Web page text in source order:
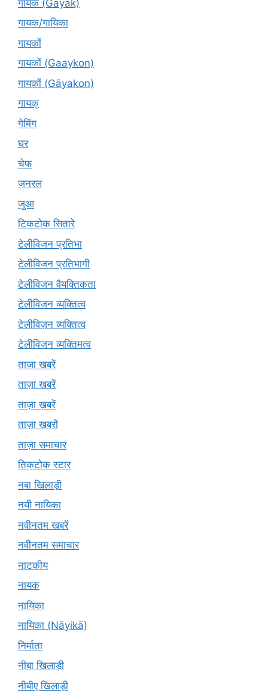
गायक (Gāyak)
गायक/गायिका
गायकों
गायकों (Gaaykon)
गायकों (Gāyakon)
गायक्
गेमिंग
घर
चेफ
जनरल
जुआ
टिकटोक सितारे
टेलीविजन प्रतिभा
टेलीविजन प्रतिभागी
टेलीविजन वैयक्तिकता
टेलीविजन व्यक्तित्व
टेलीविज़न व्यक्तित्व
टेलीविजन व्यक्तिमत्व
ताजा खबरें
ताज़ा खबरें
ताज़ा ख़बरें
ताज़ा खबरों
ताज़ा समाचार
तिकटोक स्टार
नबा खिलाड़ी
नयी नायिका
नवीनतम खबरें
नवीनतम समाचार
नाटकीय
नायक
नायिका
नायिका (Nāyikā)
निर्माता
नीबा खिलाड़ी
नीबीए खिलाड़ी